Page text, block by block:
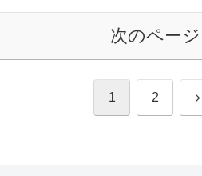
次のページ
1 2 次